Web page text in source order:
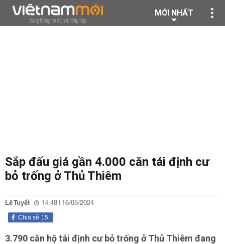
MỚI NHẤT
Sắp đấu giá gần 4.000 căn tái định cư
bỏ trống ở Thủ Thiêm
Lê Tuyết 14:48 | 16/05/2024
15
Chia sẻ
3.790 căn hộ tái định cư bỏ trống ở Thủ Thiêm đang